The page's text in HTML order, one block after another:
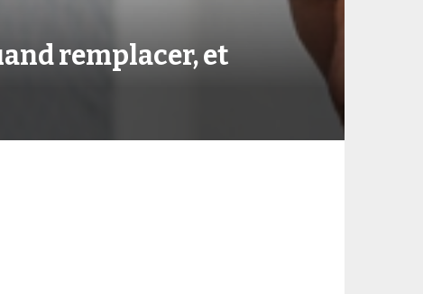
remplacer, et